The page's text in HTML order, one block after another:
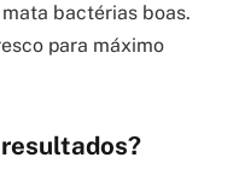
bactérias boas.
para máximo